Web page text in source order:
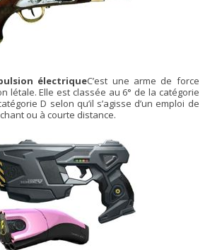
électriqueC’est une arme de force
létale. Elle est classée au 6° de la catégorie
D selon qu’il s’agisse d’un emploi de
ou à courte distance.